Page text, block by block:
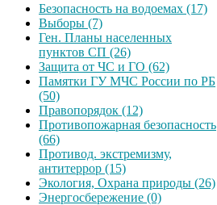
Безопасность на водоемах (17)
Выборы (7)
Ген. Планы населенных
пунктов СП (26)
Защита от ЧС и ГО (62)
Памятки ГУ МЧС России по РБ
(50)
Правопорядок (12)
Противопожарная безопасность
(66)
Противод. экстремизму,
антитеррор (15)
Экология, Охрана природы (26)
Энергосбережение (0)